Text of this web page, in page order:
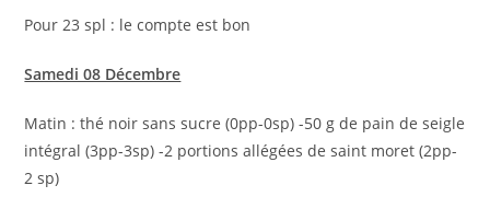
Pour 23 spl : le compte est bon
Samedi 08 Décembre
Matin : thé noir sans sucre (0pp-0sp) -50 g de pain de seigle
intégral (3pp-3sp) -2 portions allégées de saint moret (2pp-
2 sp)